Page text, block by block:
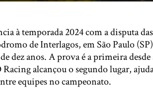
à temporada 2024 com a disputa
de Interlagos, em São Paulo
dez anos. A prova é a primeira desde
alcançou o segundo lugar,
equipes no campeonato.